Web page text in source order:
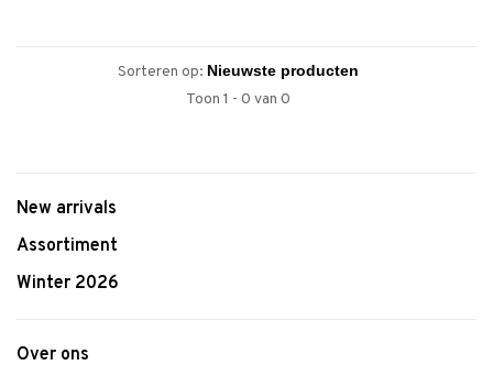
Sorteren op:
Toon 1 - 0 van 0
New arrivals
Assortiment
Winter 2026
Over ons